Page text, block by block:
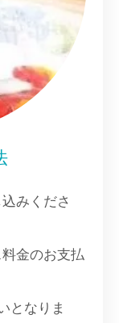
みくださ
金のお支払
となりま